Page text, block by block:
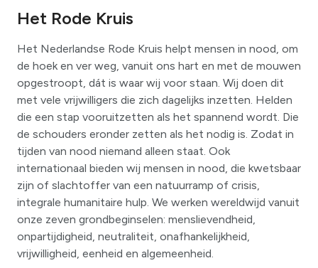
Het Rode Kruis
Het Nederlandse Rode Kruis helpt mensen in nood, om
de hoek en ver weg, vanuit ons hart en met de mouwen
opgestroopt, dát is waar wij voor staan. Wij doen dit
met vele vrijwilligers die zich dagelijks inzetten. Helden
die een stap vooruitzetten als het spannend wordt. Die
de schouders eronder zetten als het nodig is. Zodat in
tijden van nood niemand alleen staat. Ook
internationaal bieden wij mensen in nood, die kwetsbaar
zijn of slachtoffer van een natuurramp of crisis,
integrale humanitaire hulp. We werken wereldwijd vanuit
onze zeven grondbeginselen: menslievendheid,
onpartijdigheid, neutraliteit, onafhankelijkheid,
vrijwilligheid, eenheid en algemeenheid.